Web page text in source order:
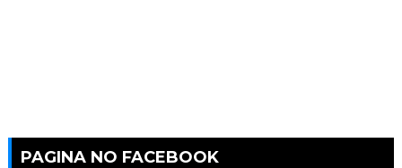
PAGINA NO FACEBOOK